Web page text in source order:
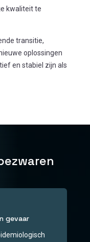
kwaliteit te
transitie,
oplossingen
en stabiel zijn als
gevaar